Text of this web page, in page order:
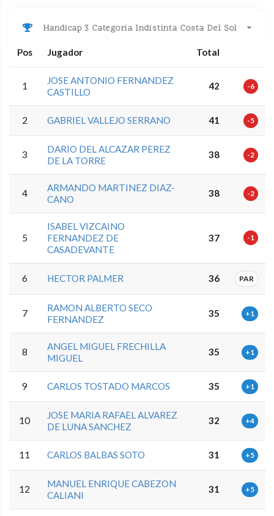
Handicap 3 Categoria Indistinta Costa Del Sol
Pos Jugador Total
1
JOSE ANTONIO FERNANDEZ
CASTILLO
42 -6
2 GABRIEL VALLEJO SERRANO 41 -5
3
DARIO DEL ALCAZAR PEREZ
DE LA TORRE
38 -2
4
ARMANDO MARTINEZ DIAZ-
CANO
38 -2
5
ISABEL VIZCAINO
FERNANDEZ DE
CASADEVANTE
37 -1
6 HECTOR PALMER 36 PAR
7
RAMON ALBERTO SECO
FERNANDEZ
35 +1
8
ANGEL MIGUEL FRECHILLA
MIGUEL
35 +1
9 CARLOS TOSTADO MARCOS 35 +1
10
JOSE MARIA RAFAEL ALVAREZ
DE LUNA SANCHEZ
32 +4
11 CARLOS BALBAS SOTO 31 +5
12
MANUEL ENRIQUE CABEZON
CALIANI
31 +5